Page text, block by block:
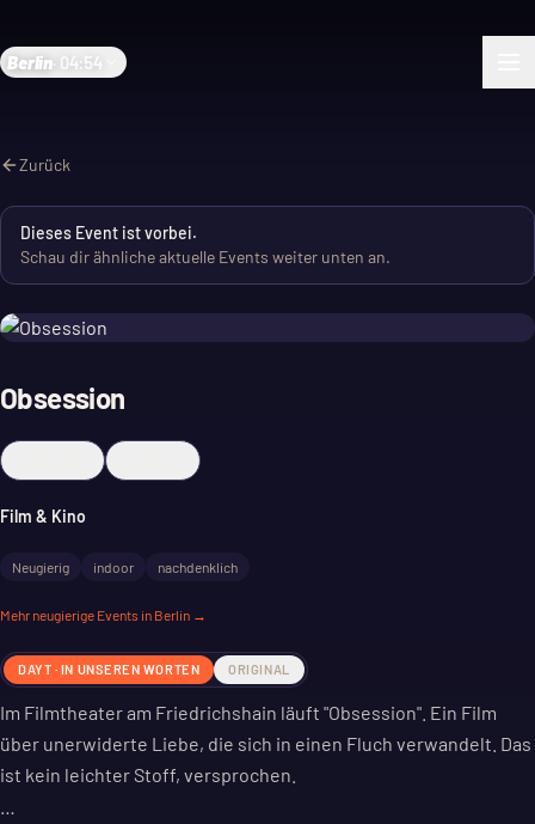
Berlin 04:54
Zurück
Dieses Event ist vorbei.
Schau dir ähnliche aktuelle Events weiter unten an.
Obsession
Film & Kino
Neugierig indoor nachdenklich
Mehr neugierige Events in Berlin →
DAYT · IN UNSEREN WORTEN ORIGINAL
Im Filmtheater am Friedrichshain läuft "Obsession". Ein Film
über unerwiderte Liebe, die sich in einen Fluch verwandelt. Das
ist kein leichter Stoff, versprochen.